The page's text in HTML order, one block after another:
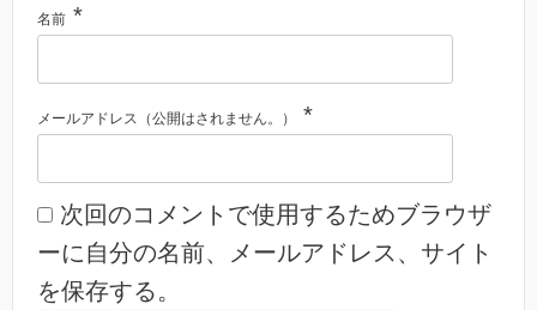
名前 *
メールアドレス（公開はされません。） *
次回のコメントで使用するためブラウザ
ーに自分の名前、メールアドレス、サイト
を保存する。